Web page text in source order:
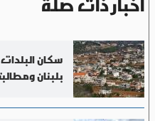
سكان
بلبنان